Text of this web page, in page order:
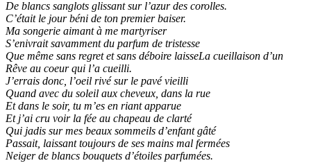
De blancs sanglots glissant sur l’azur des corolles.
C’était le jour béni de ton premier baiser.
Ma songerie aimant à me martyriser
S’enivrait savamment du parfum de tristesse
Que même sans regret et sans déboire laisseLa cueillaison d’un
Rêve au coeur qui l’a cueilli.
J’errais donc, l’oeil rivé sur le pavé vieilli
Quand avec du soleil aux cheveux, dans la rue
Et dans le soir, tu m’es en riant apparue
Et j’ai cru voir la fée au chapeau de clarté
Qui jadis sur mes beaux sommeils d’enfant gâté
Passait, laissant toujours de ses mains mal fermées
Neiger de blancs bouquets d’étoiles parfumées.